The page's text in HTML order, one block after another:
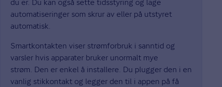
du er. Du kan også sette tidsstyring og lage
automatiseringer som skrur av eller på utstyret
automatisk.
Smartkontakten viser strømforbruk i sanntid og
varsler hvis apparater bruker unormalt mye
strøm. Den er enkel å installere. Du plugger den i en
vanlig stikkontakt og legger den til i appen på få